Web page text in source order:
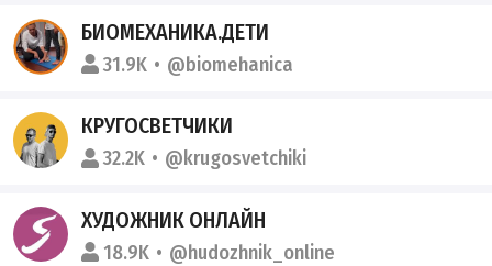
БИОМЕХАНИКА.ДЕТИ
31.9K @biomehanica
КРУГОСВЕТЧИКИ
32.2K @krugosvetchiki
ХУДОЖНИК ОНЛАЙН
18.9K @hudozhnik_online